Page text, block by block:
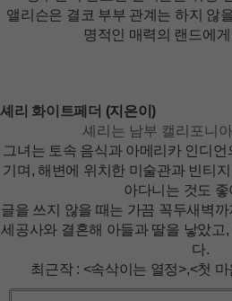
앨리슨은 결코 부부 관계는 하지 않
명적인 매력의 랜드에
셰리 화이트페더 (지은이)
셰리는 남부 캘리포니
그녀는 토속 음식과 아메리카 인디
기며, 해변에 위치한 미술관과 빈티
아다니는 것도 좋
글을 쓰지 않을 때는 가끔 꼭두새벽
세공사와 결혼해 아들과 딸을 낳았고
다.
최근작 : <속삭이는 열정>,<첫